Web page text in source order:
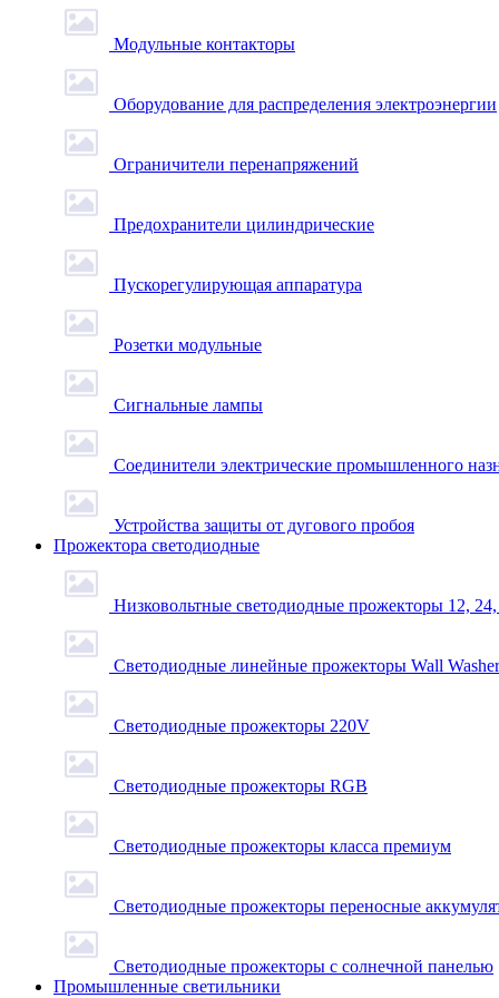
Модульные контакторы
Оборудование для распределения электроэнергии
Ограничители перенапряжений
Предохранители цилиндрические
Пускорегулирующая аппаратура
Розетки модульные
Сигнальные лампы
Соединители электрические промышленного
Устройства защиты от дугового пробоя
Прожектора светодиодные
Низковольтные светодиодные прожекторы 12,
Светодиодные линейные прожекторы Wall Washer
Светодиодные прожекторы 220V
Светодиодные прожекторы RGB
Светодиодные прожекторы класса премиум
Светодиодные прожекторы переносные
Светодиодные прожекторы с солнечной панелью
Промышленные светильники